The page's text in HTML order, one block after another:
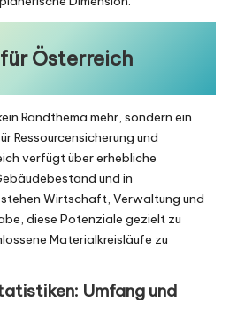
Österreich
Randthema mehr, sondern ein
Ressourcensicherung und
verfügt über erhebliche
und in
Wirtschaft, Verwaltung und
diese Potenziale gezielt zu
Materialkreisläufe zu
Umfang und